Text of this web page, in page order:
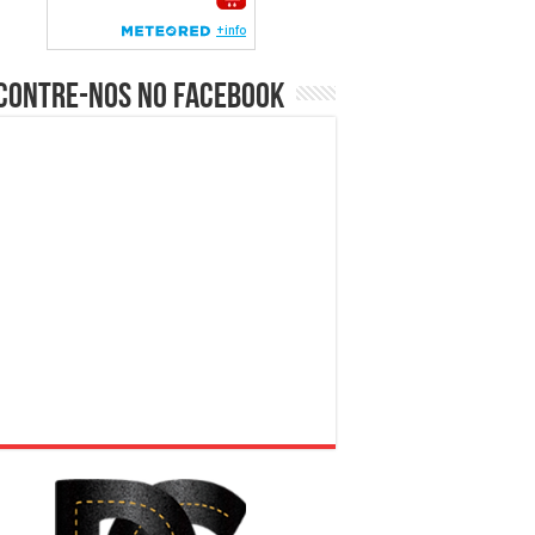
nos no Facebook